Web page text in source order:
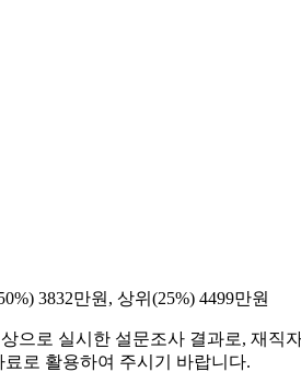
3832만원, 상위(25%) 4499만원
으로 실시한 설문조사 결과로, 재
로 활용하여 주시기 바랍니다.